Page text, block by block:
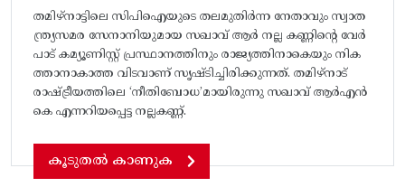
തമിഴ്നാട്ടിലെ സിപിഐയുടെ തലമുതിർന്ന നേതാവും സ്വാത
ന്ത്ര്യസമര സേനാനിയുമായ സഖാവ് ആർ നല്ല കണ്ണിന്റെ വേർ
പാട്‌ കമ്യൂണിസ്റ്റ്‌ പ്രസ്ഥാനത്തിനും രാജ്യത്തിനാകെയും നിക
ത്താനാകാത്ത വിടവാണ്‌ സൃഷ്ടിച്ചിരിക്കുന്നത്‌. തമിഴ്‌നാട്‌
രാഷ്ട്രീയത്തിലെ ‘നീതിബോധ’മായിരുന്നു സഖാവ്‌ ആർഎൻ
കെ എന്നറിയപ്പെട്ട നല്ലകണ്ണ്‌.
കൂടുതൽ കാണുക